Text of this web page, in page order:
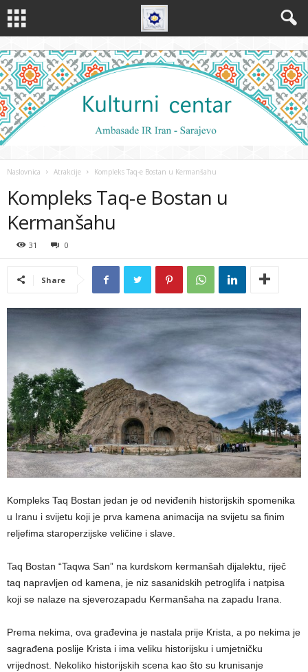
Naslovnica Atrakcije Kompleks Taq-e Bostan u Kermanšahu
Kompleks Taq-e Bostan u
Kermanšahu
31 0
Share
Kompleks Taq Bostan jedan je od neviđenih historijskih spomenika
u Iranu i svijetu koji je prva kamena animacija na svijetu sa finim
reljefima staroperzijske veličine i slave.
Taq Bostan “Taqwa San” na kurdskom kermanšah dijalektu, riječ
taq napravljen od kamena, je niz sasanidskih petroglifa i natpisa
koji se nalaze na sjeverozapadu Kermanšaha na zapadu Irana.
Prema nekima, ova građevina je nastala prije Krista, a po nekima je
sagrađena poslije Krista i ima veliku historijsku i umjetničku
vrijednost. Nekoliko historijskih scena kao što su krunisanje